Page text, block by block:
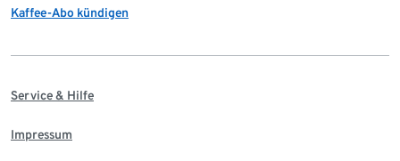
Kaffee-Abo kündigen
Service & Hilfe
Impressum